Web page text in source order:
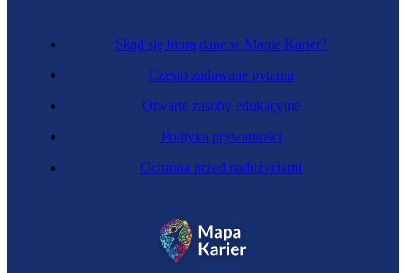
Skąd się biorą dane w Mapie Karier?
Często zadawane pytania
Otwarte zasoby edukacyjne
Polityka prywatności
Ochrona przed nadużyciami